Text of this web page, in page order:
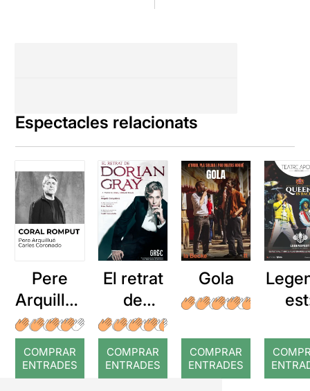
Espectacles relacionats
Pere
Arquillué
: Coral
romput
COMPRAR
ENTRADES
El retrat
de
Dorian
Gray
COMPRAR
ENTRADES
Gola
COMPRAR
ENTRADES